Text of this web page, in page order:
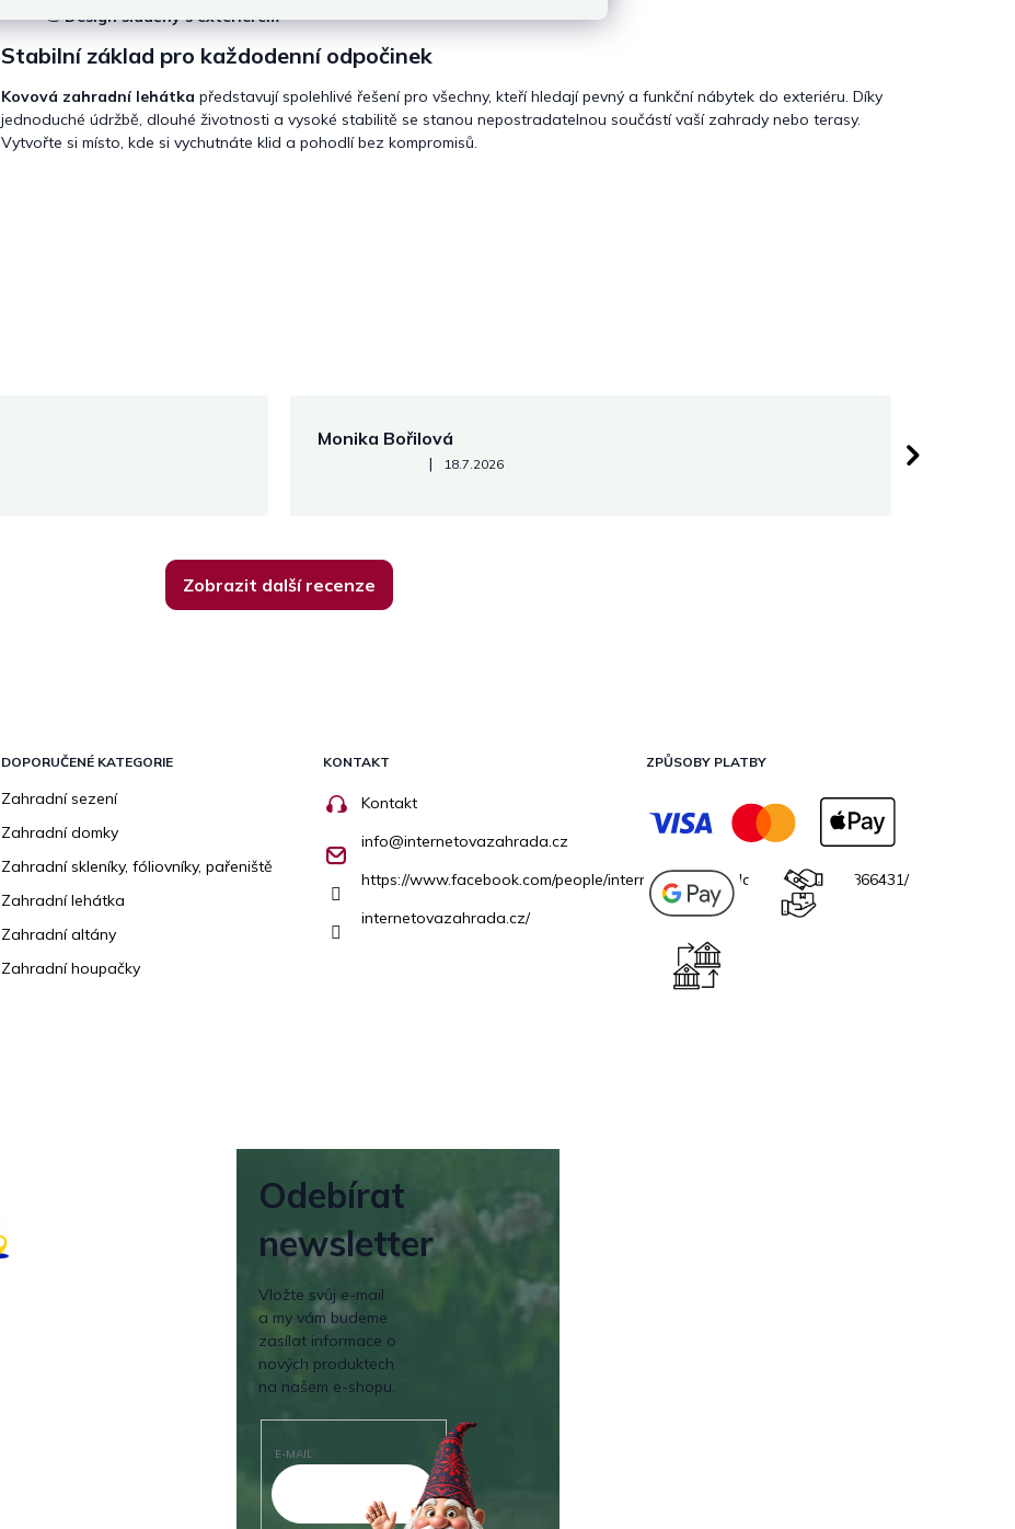
🎨Design sladěný s exteriérem
Stabilní základ pro každodenní odpočinek
Kovová zahradní lehátka představují spolehlivé řešení pro všechny, kteří hledají pevný a funkční nábytek do exteriéru. Díky
jednoduché údržbě, dlouhé životnosti a vysoké stabilitě se stanou nepostradatelnou součástí vaší zahrady nebo terasy.
Vytvořte si místo, kde si vychutnáte klid a pohodlí bez kompromisů.
Monika Bořilová
Hodnocení obchodu je 5 z 5 hvězdiček.
| 18.7.2026
Zobrazit další recenze
DOPORUČENÉ KATEGORIE
Zahradní sezení
Zahradní domky
Zahradní skleníky, fóliovníky, pařeniště
Zahradní lehátka
Zahradní altány
Zahradní houpačky
KONTAKT
Kontakt
info@internetovazahrada.cz
https://www.facebook.com/people/internetovazahradacz/100069706866431/
internetovazahrada.cz/
ZPŮSOBY PLATBY
Odebírat
newsletter
Vložte svůj e-mail
a my vám budeme
zasílat informace o
nových produktech
na našem e-shopu.
E-MAIL